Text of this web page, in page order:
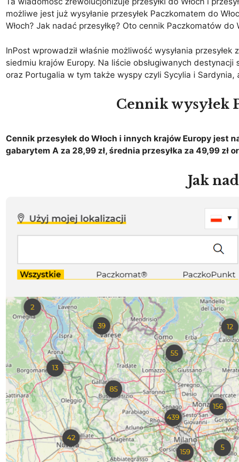
możliwe jest już wysyłanie przesyłek Paczkomatem do
Włoch? Jak nadać przesyłkę? Oto cennik Paczkomatów
InPost wprowadził właśnie możliwość wysyłania
siedmiu krajów Europy. Na liście obsługiwanych
oraz Portugalia w tym także wyspy czyli Sycylia i
Cennik wysyłek
Cennik przesyłek do Włoch i innych krajów Europy jest
gabarytem A za 28,99 zł, średnia przesyłka za 49,99 zł
Jak